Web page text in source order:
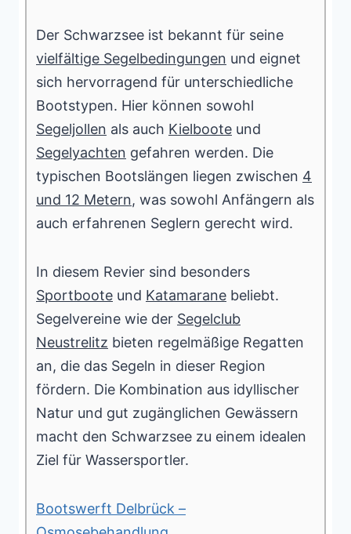
Der Schwarzsee ist bekannt für seine
vielfältige Segelbedingungen und eignet
sich hervorragend für unterschiedliche
Bootstypen. Hier können sowohl
Segeljollen als auch Kielboote und
Segelyachten gefahren werden. Die
typischen Bootslängen liegen zwischen 4
und 12 Metern, was sowohl Anfängern als
auch erfahrenen Seglern gerecht wird.
In diesem Revier sind besonders
Sportboote und Katamarane beliebt.
Segelvereine wie der Segelclub
Neustrelitz bieten regelmäßige Regatten
an, die das Segeln in dieser Region
fördern. Die Kombination aus idyllischer
Natur und gut zugänglichen Gewässern
macht den Schwarzsee zu einem idealen
Ziel für Wassersportler.
Bootswerft Delbrück –